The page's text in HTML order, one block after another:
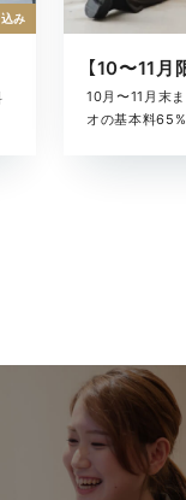
み
10月〜11月末
オの基本料